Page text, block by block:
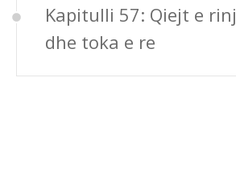
Kapitulli 57: Qiejt e rinj
dhe toka e re